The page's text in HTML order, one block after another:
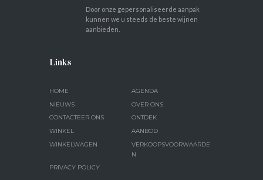
Door onze gepersonaliseerde aanpak
kunnen we u steeds de beste wijnen
aanbieden.
Links
HOME
AGENDA
NIEUWS
OVER ONS
CONTACTEER ONS
ONTDEK
WINKEL
AANBOD
WINKELWAGEN
VERKOOPSVOORWAARDE
N
PRIVACY POLICY